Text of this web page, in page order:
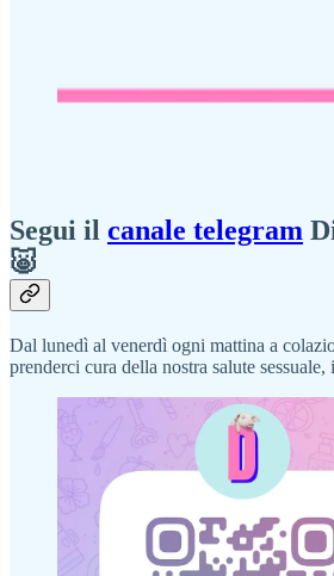
Segui il canale telegram
🐷
Dal lunedì al venerdì ogni mattina a
prenderci cura della nostra salute sessuale,